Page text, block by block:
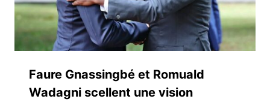
Faure Gnassingbé et Romuald
Wadagni scellent une vision